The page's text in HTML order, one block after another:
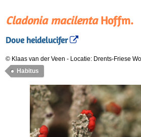
Cladonia macilentaHoffm.
Dove heidelucifer
© Klaas van der Veen - Locatie: Drents-Friese
Habitus